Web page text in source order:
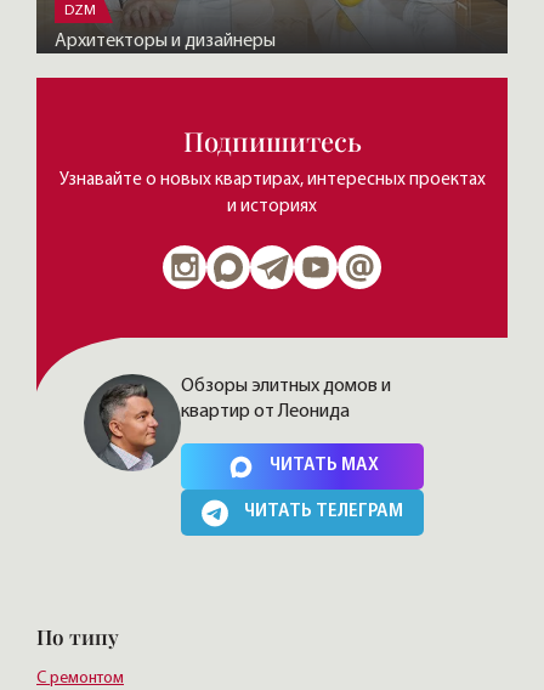
DZM
Архитекторы и дизайнеры
Подпишитесь
Узнавайте о новых квартирах, интересных проектах
и историях
Нажимая на кнопку, Вы соглашаетесь cполитикой сайта
Обзоры элитных домов и
квартир от Леонида
ЧИТАТЬ MAX
ЧИТАТЬ ТЕЛЕГРАМ
По типу
С ремонтом